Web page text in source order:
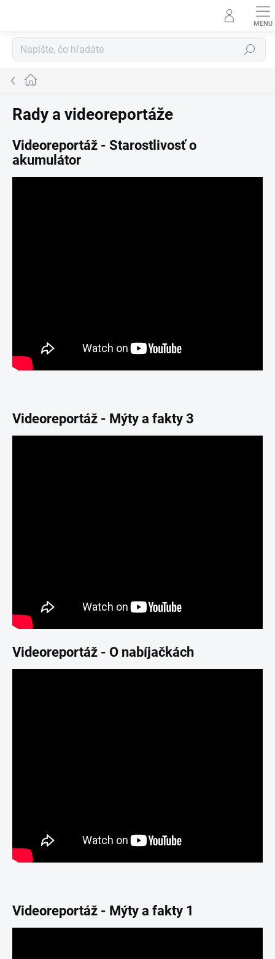
Hľadať
Domov
Rady a videoreportáže
Videoreportáž - Starostlivosť o
akumulátor
Videoreportáž - Mýty a fakty 3
Videoreportáž - O nabíjačkách
Videoreportáž - Mýty a fakty 1